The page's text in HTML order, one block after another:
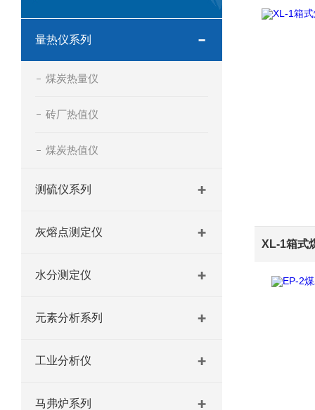
量热仪系列
煤炭热量仪
砖厂热值仪
煤炭热值仪
测硫仪系列
灰熔点测定仪
水分测定仪
元素分析系列
工业分析仪
马弗炉系列